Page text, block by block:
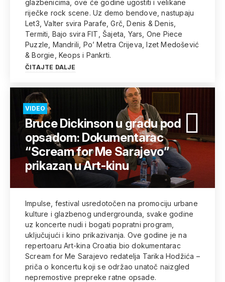
glazbenicima, ove će godine ugostiti i velikane
riječke rock scene. Uz demo bendove, nastupaju
Let3, Valter svira Parafe, Grč, Denis & Denis,
Termiti, Bajo svira FIT, Šajeta, Yars, One Piece
Puzzle, Mandrili, Po’ Metra Crijeva, Izet Medošević
& Borgie, Keops i Pankrti.
ČITAJTE DALJE
VIDEO
Bruce Dickinson u gradu pod
opsadom: Dokumentarac
“Scream for Me Sarajevo”
prikazan u Art-kinu
Impulse, festival usredotočen na promociju urbane
kulture i glazbenog undergrounda, svake godine
uz koncerte nudi i bogati popratni program,
uključujući i kino prikazivanja. Ove godine je na
repertoaru Art-kina Croatia bio dokumentarac
Scream for Me Sarajevo redatelja Tarika Hodžića –
priča o koncertu koji se održao unatoč naizgled
nepremostive prepreke ratne opsade.